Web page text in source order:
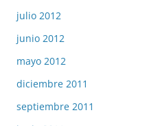
julio 2012
junio 2012
mayo 2012
diciembre 2011
septiembre 2011